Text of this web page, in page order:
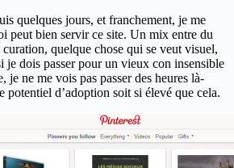
quelques jours, et franchement, je me
peut bien servir ce site. Un mix entre du
quelque chose qui se veut visuel,
je dois passer pour un vieux con insensible
je ne me vois pas passer des heures là-
potentiel d’adoption soit si élevé que cela.